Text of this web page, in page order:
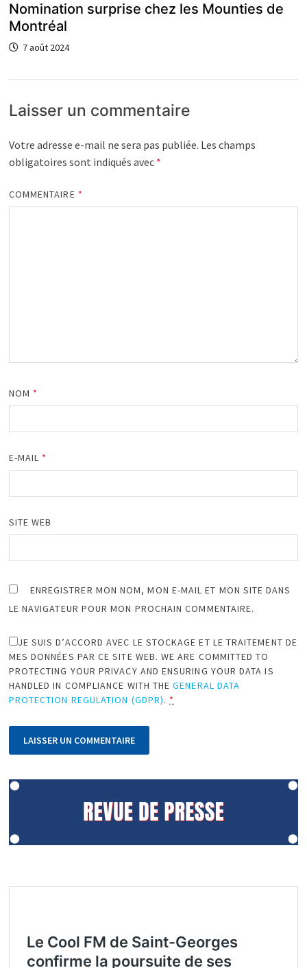
Nomination surprise chez les Mounties de
Montréal
7 août 2024
Laisser un commentaire
Votre adresse e-mail ne sera pas publiée. Les champs
obligatoires sont indiqués avec *
COMMENTAIRE *
NOM *
E-MAIL *
SITE WEB
ENREGISTRER MON NOM, MON E-MAIL ET MON SITE DANS
LE NAVIGATEUR POUR MON PROCHAIN COMMENTAIRE.
JE SUIS D’ACCORD AVEC LE STOCKAGE ET LE TRAITEMENT DE
MES DONNÉES PAR CE SITE WEB. WE ARE COMMITTED TO
PROTECTING YOUR PRIVACY AND ENSURING YOUR DATA IS
HANDLED IN COMPLIANCE WITH THEGENERAL DATA
PROTECTION REGULATION (GDPR). *